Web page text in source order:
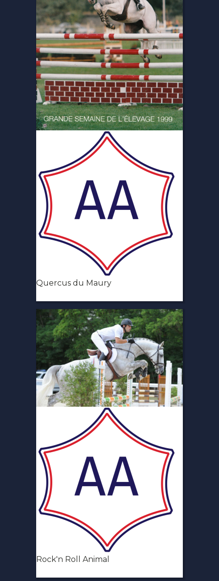
Quercus du Maury
Rock'n Roll Animal